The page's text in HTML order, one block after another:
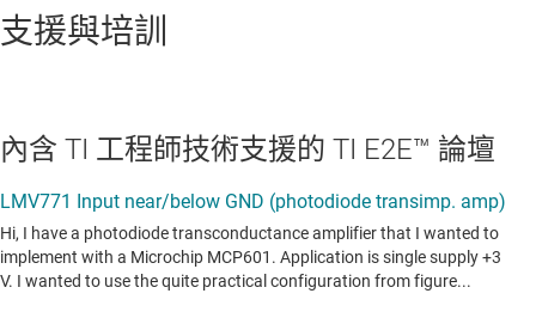
支援與培訓
內含 TI 工程師技術支援的 TI E2E™ 論壇